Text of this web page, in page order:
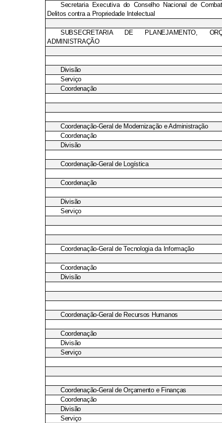
Secretaria Executiva do Conselho Nacional de
Delitos contra a Propriedade Intelectual
SUBSECRETARIA DE PLANEJAMENTO,
ADMINISTRAÇÃO
Divisão
Serviço
Coordenação
Coordenação-Geral de Modernização e Administração
Coordenação
Divisão
Coordenação-Geral de Logística
Coordenação
Divisão
Serviço
Coordenação-Geral de Tecnologia da Informação
Coordenação
Divisão
Coordenação-Geral de Recursos Humanos
Coordenação
Divisão
Serviço
Coordenação-Geral de Orçamento e Finanças
Coordenação
Divisão
Serviço